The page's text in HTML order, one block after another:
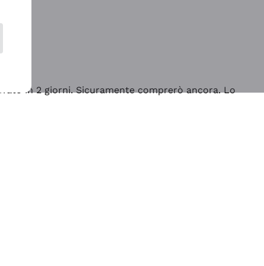
in 2 giorni. Sicuramente comprerò ancora. Lo